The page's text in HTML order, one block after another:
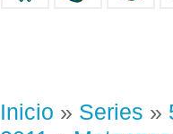
Inicio » Series »